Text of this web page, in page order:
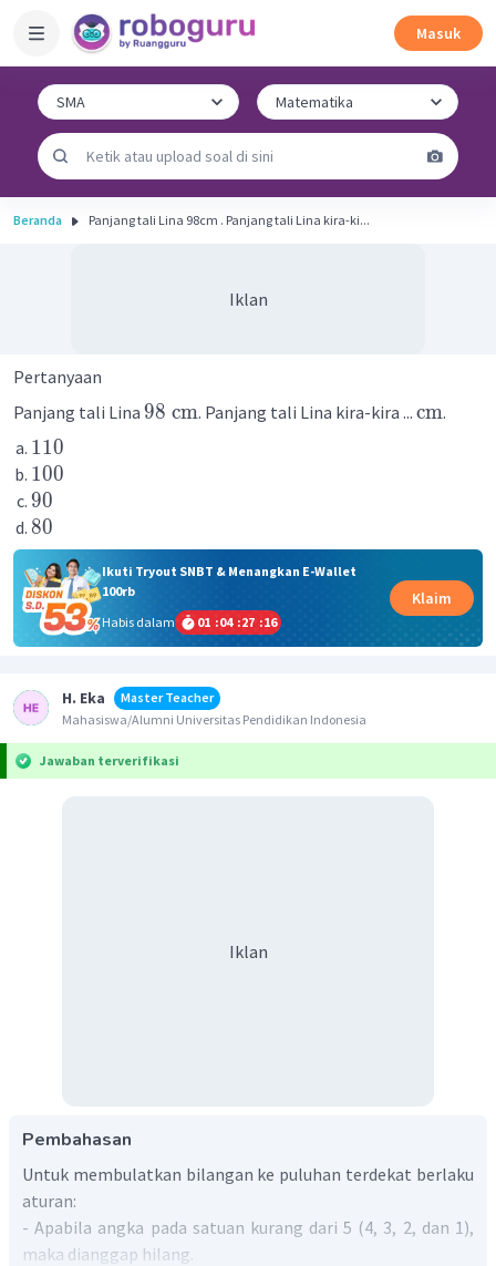
Masuk
Beranda Panjang tali Lina 98cm . Panjang tali Lina kira-ki...
Iklan
Pertanyaan
Panjang tali Lina 98 cm. Panjang tali Lina kira-kira ... cm.
110
100
90
80
Ikuti Tryout SNBT & Menangkan E-Wallet
100rb
Habis dalam
01 :04 :27 :16
Klaim
H. Eka
Master Teacher
Mahasiswa/Alumni Universitas Pendidikan Indonesia
Jawaban terverifikasi
Iklan
Pembahasan
Untuk membulatkan bilangan ke puluhan terdekat berlaku
aturan:
- Apabila angka pada satuan kurang dari 5 (4, 3, 2, dan 1),
maka dianggap hilang.